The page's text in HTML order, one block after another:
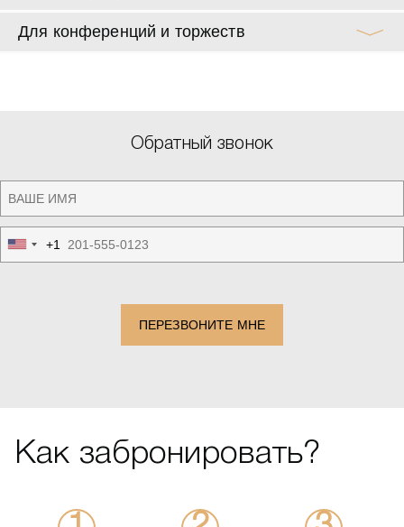
Для конференций и торжеств
Обратный звонок
United
States
+1
ПЕРЕЗВОНИТЕ МНЕ
Как забронировать?